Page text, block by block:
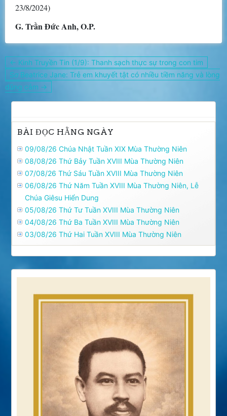
23/8/2024)
G. Trần Đức Anh, O.P.
Điều
hướng
bài
viết
← Kinh Truyền Tin (1/9): Thanh sạch thực sự trong con tim
Sơ Beatrice Jane: Trẻ em khuyết tật có nhiều tiềm năng và lòng
dũng cảm →
BÀI ĐỌC HẰNG NGÀY
09/08/26 Chúa Nhật Tuần XIX Mùa Thường Niên
08/08/26 Thứ Bảy Tuần XVIII Mùa Thường Niên
07/08/26 Thứ Sáu Tuần XVIII Mùa Thường Niên
06/08/26 Thứ Năm Tuần XVIII Mùa Thường Niên, Lễ
Chúa Giêsu Hiển Dung
05/08/26 Thứ Tư Tuần XVIII Mùa Thường Niên
04/08/26 Thứ Ba Tuần XVIII Mùa Thường Niên
03/08/26 Thứ Hai Tuần XVIII Mùa Thường Niên